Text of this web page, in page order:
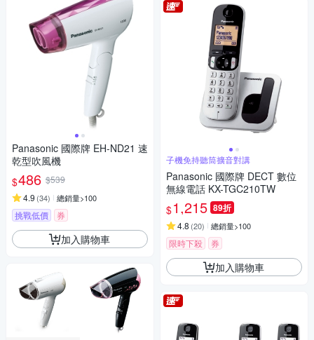
Panasonic 國際牌 EH-ND21 速
乾型吹風機
$486 $539
4.9 (34) 總銷量>100
挑戰低價 券
加入購物車
子機免持聽筒擴音對講
Panasonic 國際牌 DECT 數位
無線電話 KX-TGC210TW
$1,215 89折
4.8 (20) 總銷量>100
限時下殺 券
加入購物車